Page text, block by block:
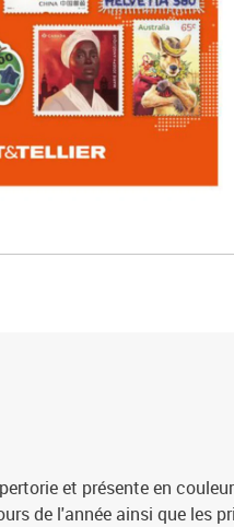
et présente en
de l'année ainsi que les